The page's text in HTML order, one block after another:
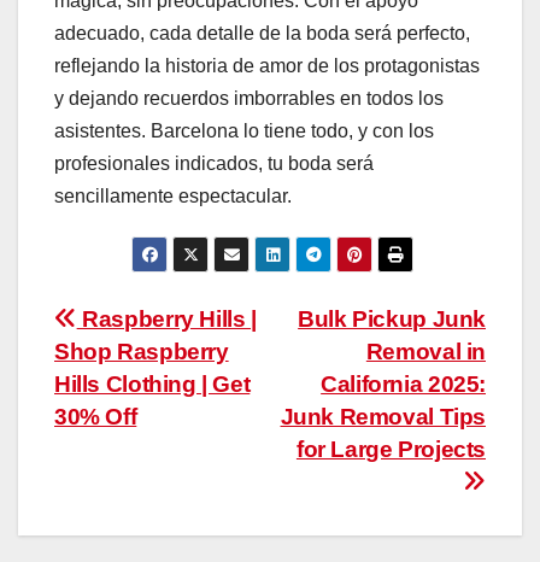
adecuado, cada detalle de la boda será perfecto,
reflejando la historia de amor de los protagonistas
y dejando recuerdos imborrables en todos los
asistentes. Barcelona lo tiene todo, y con los
profesionales indicados, tu boda será
sencillamente espectacular.
Post
navigation
Bulk Pickup Junk
Removal in
California 2025:
Junk Removal Tips
for Large Projects
Raspberry Hills |
Shop Raspberry
Hills Clothing | Get
30% Off